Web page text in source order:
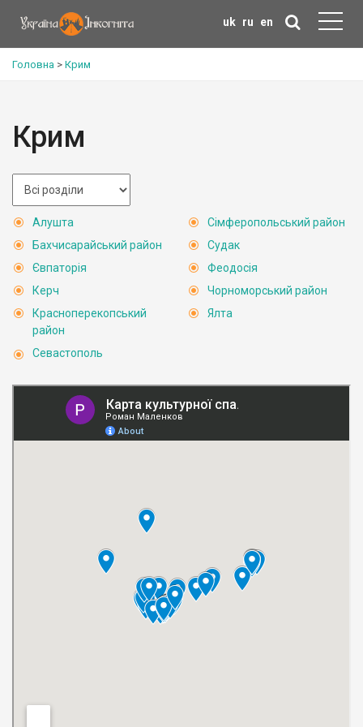
uk ru en
Головна > Крим
Крим
Алушта
Бахчисарайський район
Євпаторія
Керч
Красноперекопський
район
Севастополь
Сімферопольський район
Судак
Феодосія
Чорноморський район
Ялта